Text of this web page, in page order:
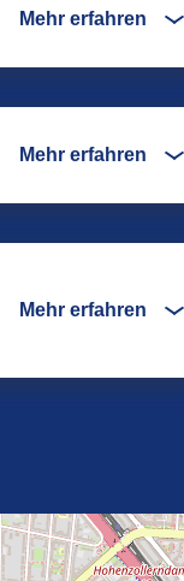
Mehr erfahren
Mehr erfahren
Mehr erfahren